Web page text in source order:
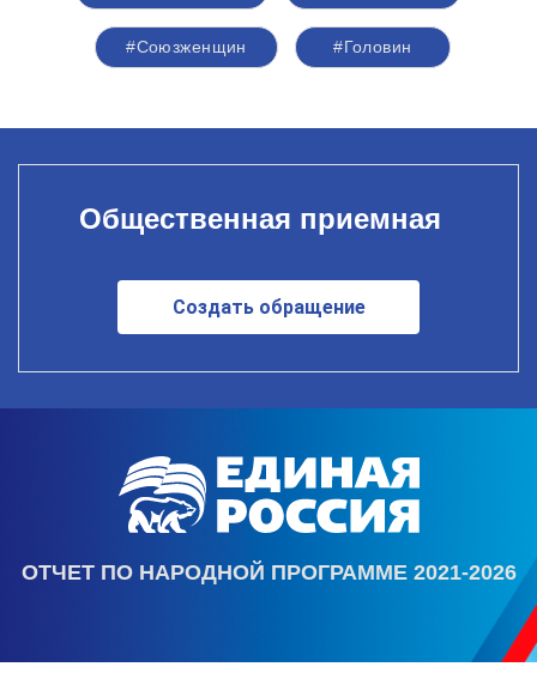
#Союзженщин #Головин
Общественная приемная
Создать обращение
ОТЧЕТ ПО НАРОДНОЙ ПРОГРАММЕ 2021-2026